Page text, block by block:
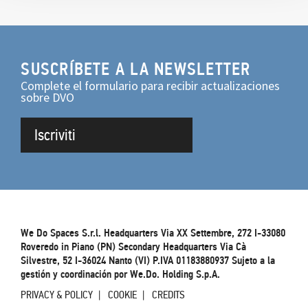
SUSCRÍBETE A LA NEWSLETTER
Complete el formulario para recibir actualizaciones
sobre DVO
Iscriviti
We Do Spaces S.r.l. Headquarters Via XX Settembre, 272 I-33080
Roveredo in Piano (PN) Secondary Headquarters Via Cà
Silvestre, 52 I-36024 Nanto (VI) P.IVA 01183880937 Sujeto a la
gestión y coordinación por We.Do. Holding S.p.A.
PRIVACY & POLICY COOKIE
CREDITS